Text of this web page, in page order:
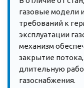
газовые модели
требований к
эксплуатации
механизм
закрытие
длительную
газоснабжения.